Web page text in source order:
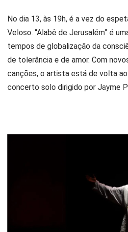
No dia 13, às 19h, é a vez do
Veloso. “Alabê de Jerusalém” é
tempos de globalização da
de tolerância e de amor. Com
canções, o artista está de volta
concerto solo dirigido por Jayme